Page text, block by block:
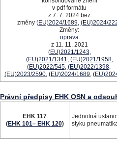
v pdf formátu
z 7. 7. 2024 bez
změny (EU)2024/1689, (EU)2024/
Změny:
oprava
z 11. 11. 2021
(EU)2021/1243,
(EU)2021/1341, (EU)2021/1958,
(EU)2022/545, (EU)2022/1398,
(EU)2023/2590, (EU)2024/1689,
Právní předpisy EHK OSN a
EHK 117
(EHK 101– EHK 120)
Jednotná
styku